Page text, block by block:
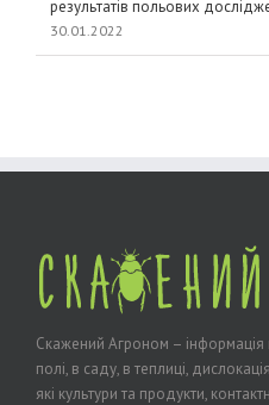
результатів польових
30.01.2022
Скажений Агроном –
полі, в саду, в теплиці,
які культури та продукти,